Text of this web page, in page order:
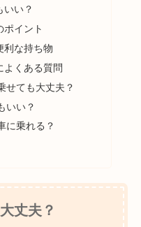
いい？
ポイント
利な持ち物
よくある質問
せても大丈夫？
いい？
に乗れる？
丈夫？